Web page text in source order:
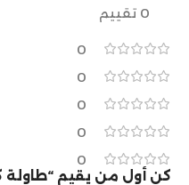
0 تقييم
0
0
0
0
0
كن أول من يقيم